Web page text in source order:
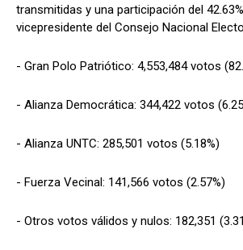
transmitidas y una participación del
vicepresidente del Consejo Nacional
- Gran Polo Patriótico: 4,553,484 votos
- Alianza Democrática: 344,422 votos
- Alianza UNTC: 285,501 votos (5.18%)
- Fuerza Vecinal: 141,566 votos (2.57%)
- Otros votos válidos y nulos: 182,351